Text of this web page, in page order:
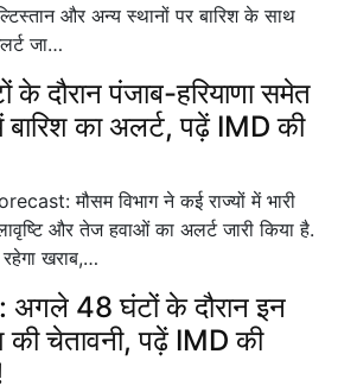
और अन्य स्थानों पर बारिश के साथ
जा…
दौरान पंजाब-हरियाणा समेत
बारिश का अलर्ट, पढ़ें IMD की
मौसम विभाग ने कई राज्यों में भारी
और तेज हवाओं का अलर्ट जारी किया है.
खराब,…
48 घंटों के दौरान इन
की चेतावनी, पढ़ें IMD की